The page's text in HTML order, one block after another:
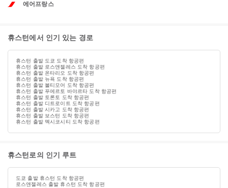
에어프랑스
휴스턴에서 인기 있는 경로
휴스턴 출발 도쿄 도착 항공편
휴스턴 출발 로스앤젤레스 도착 항공편
휴스턴 출발 온타리오 도착 항공편
휴스턴 출발 뉴욕 도착 항공편
휴스턴 출발 볼티모어 도착 항공편
휴스턴 출발 푸에르토 바야르타 도착 항공편
휴스턴 출발 토론토 도착 항공편
휴스턴 출발 디트로이트 도착 항공편
휴스턴 출발 시카고 도착 항공편
휴스턴 출발 보스턴 도착 항공편
휴스턴 출발 멕시코시티 도착 항공편
휴스턴로의 인기 루트
도쿄 출발 휴스턴 도착 항공편
로스앤젤레스 출발 휴스턴 도착 항공편